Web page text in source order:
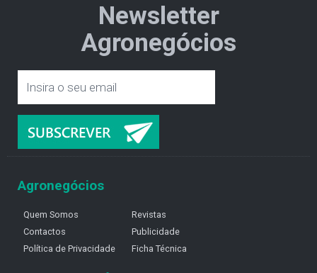
Newsletter
Agronegócios
Agronegócios
Quem Somos
Contactos
Política de Privacidade
Revistas
Publicidade
Ficha Técnica